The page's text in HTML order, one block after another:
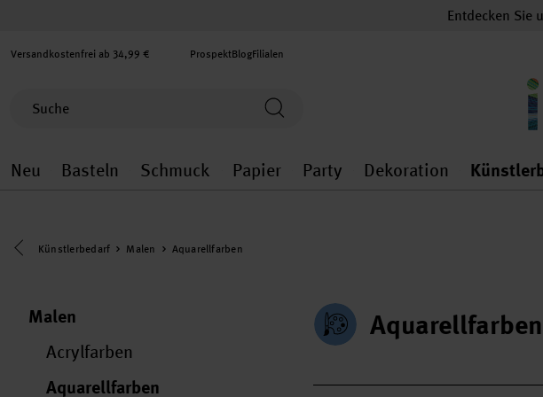
Entdecken Sie
Versandkostenfrei ab 34,99 € ProspektBlogFilialen
Neu
Neu general.openMenu
Basteln
Basteln general.openMenu
Schmuck
Schmuck general.openMenu
Papier
Papier general.openMenu
Party
Party general.openMenu
Dekoration
Eine Kategorie zurück navigieren
Künstlerbedarf Malen Aquarellfarben
Malen
Acrylfarben
Aquarellfarben
Aquarellfarben